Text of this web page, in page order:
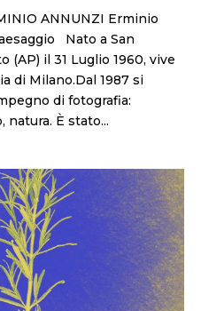
ANNUNZI Erminio
Nato a San
(AP) il 31 Luglio 1960, vive
di Milano.Dal 1987 si
di fotografia:
natura. È stato...